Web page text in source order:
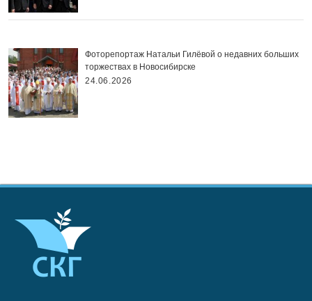
Фоторепортаж Натальи Гилёвой о недавних больших
торжествах в Новосибирске
24.06.2026